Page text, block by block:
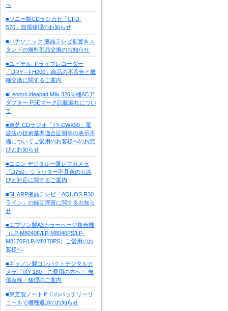
へ
■ソニー製CDラジカセ「CFD-
S70」無償修理のお知らせ
■パナソニック 液晶テレビ据置きス
タンドの無料部品交換のお知らせ
■ユピテル ドライブレコーダー
「DRY－FH200」商品の不具合と機
種交換に関するご案内
■Lenovo ideapad Miix 320同梱ACア
ダプター PSEマーク記載漏れについ
て
■東芝 CDラジオ「TY-CWX90」電
波法の技術基準適合証明等の表示不
備についてご愛用のお客様へのお詫
びとお知らせ
■ニコン デジタル一眼レフカメラ
「D750」シャッター不具合のお詫
びと対応に関するご案内
■SHARP液晶テレビ「AQUOS R30
ライン」の録画障害に関するお知ら
せ
■エプソン製A3カラーページ複合機
（LP-M8040F/LP-M8040PS/LP-
M8170F/LP-M8170PS）ご愛用のお
客様へ
■キャノン製コンパクトデジタルカ
メラ「IXY-180」ご愛用の方へ・ 無
償点検・修理のご案内
■東芝製ノートＰＣのバッテリーリ
コールで機種追加のお知らせ